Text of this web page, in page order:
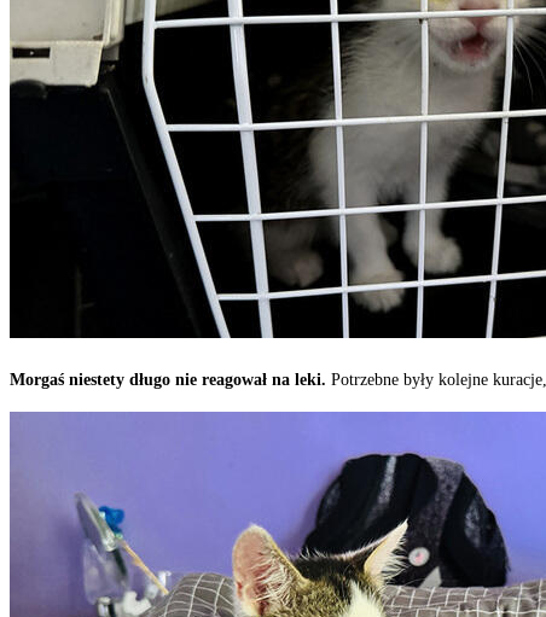
Morgaś niestety długo nie reagował na leki. Potrzebne były kolejne